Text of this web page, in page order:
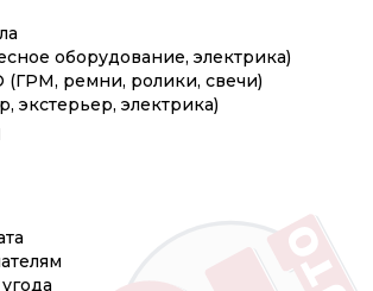
оборудование, электрика)
(ГРМ, ремни, ролики, свечи)
экстерьер, электрика)